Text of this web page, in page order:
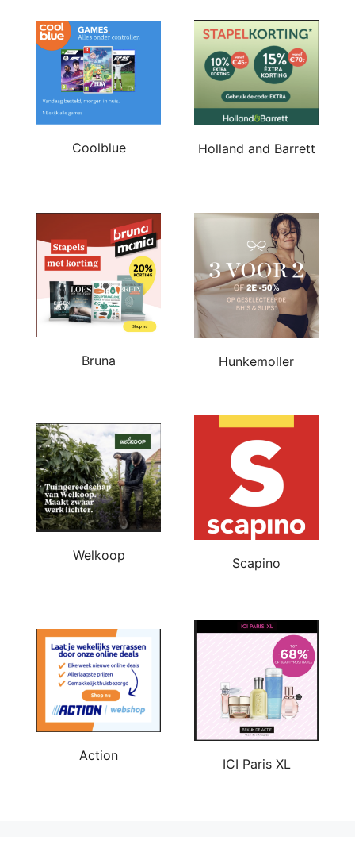
Coolblue Holland and Barrett
Bruna Hunkemoller
Welkoop
Scapino
Action
ICI Paris XL